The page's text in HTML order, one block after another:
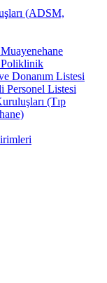
(ADSM,
Poliklinik
Donanım Listesi
Personel Listesi
(Tıp